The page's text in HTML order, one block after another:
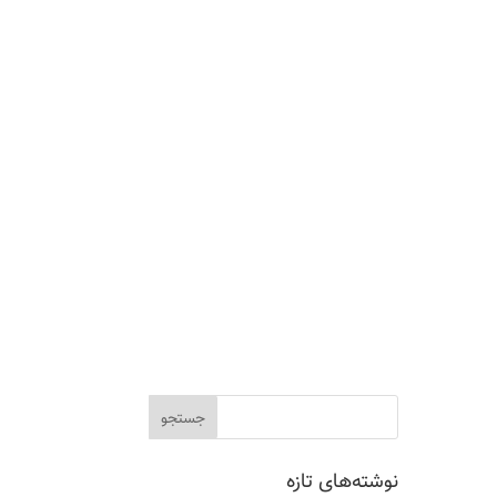
نوشته‌های تازه